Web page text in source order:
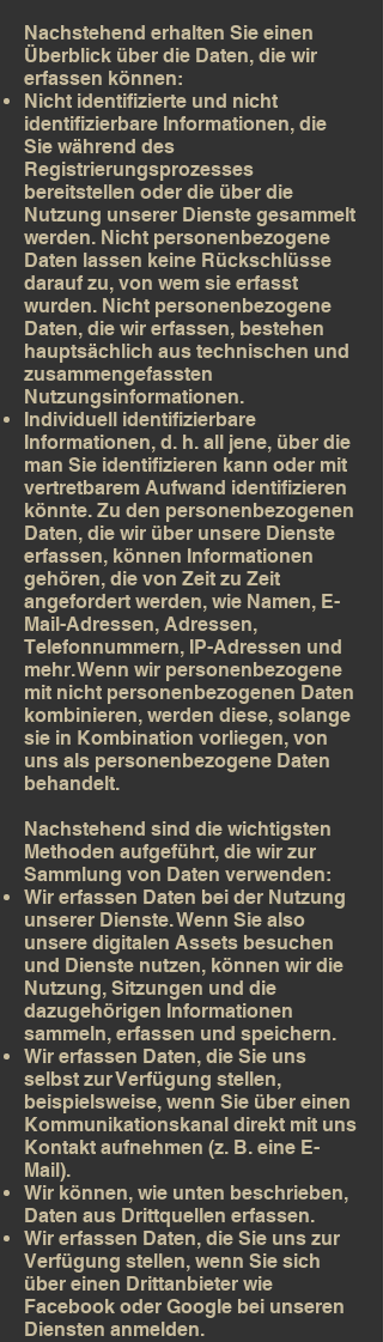
Nachstehend erhalten Sie einen
Überblick über die Daten, die wir
erfassen können:
Nicht identifizierte und nicht
identifizierbare Informationen, die
Sie während des
Registrierungsprozesses
bereitstellen oder die über die
Nutzung unserer Dienste gesammelt
werden. Nicht personenbezogene
Daten lassen keine Rückschlüsse
darauf zu, von wem sie erfasst
wurden. Nicht personenbezogene
Daten, die wir erfassen, bestehen
hauptsächlich aus technischen und
zusammengefassten
Nutzungsinformationen.
Individuell identifizierbare
Informationen, d. h. all jene, über die
man Sie identifizieren kann oder mit
vertretbarem Aufwand identifizieren
könnte. Zu den personenbezogenen
Daten, die wir über unsere Dienste
erfassen, können Informationen
gehören, die von Zeit zu Zeit
angefordert werden, wie Namen, E-
Mail-Adressen, Adressen,
Telefonnummern, IP-Adressen und
mehr. Wenn wir personenbezogene
mit nicht personenbezogenen Daten
kombinieren, werden diese, solange
sie in Kombination vorliegen, von
uns als personenbezogene Daten
behandelt.
Nachstehend sind die wichtigsten
Methoden aufgeführt, die wir zur
Sammlung von Daten verwenden:
Wir erfassen Daten bei der Nutzung
unserer Dienste. Wenn Sie also
unsere digitalen Assets besuchen
und Dienste nutzen, können wir die
Nutzung, Sitzungen und die
dazugehörigen Informationen
sammeln, erfassen und speichern.
Wir erfassen Daten, die Sie uns
selbst zur Verfügung stellen,
beispielsweise, wenn Sie über einen
Kommunikationskanal direkt mit uns
Kontakt aufnehmen (z. B. eine E-
Mail).
Wir können, wie unten beschrieben,
Daten aus Drittquellen erfassen.
Wir erfassen Daten, die Sie uns zur
Verfügung stellen, wenn Sie sich
über einen Drittanbieter wie
Facebook oder Google bei unseren
Diensten anmelden.